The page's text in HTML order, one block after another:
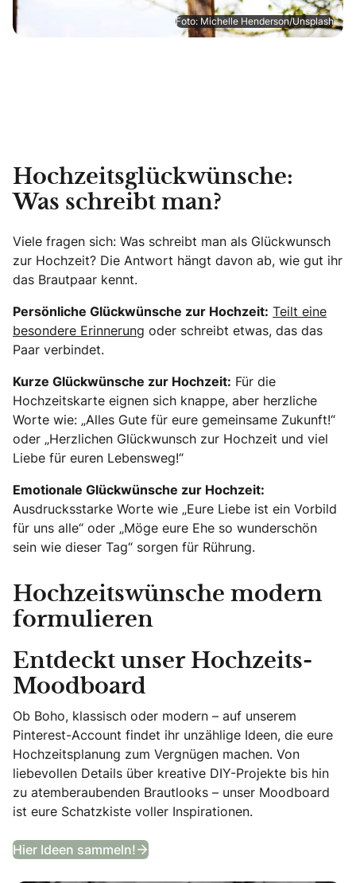
Foto: Michelle Henderson/Unsplash
Hochzeitsglückwünsche:
Was schreibt man?
Viele fragen sich: Was schreibt man als Glückwunsch
zur Hochzeit? Die Antwort hängt davon ab, wie gut ihr
das Brautpaar kennt.
Persönliche Glückwünsche zur Hochzeit: Teilt eine
besondere Erinnerung oder schreibt etwas, das das
Paar verbindet.
Kurze Glückwünsche zur Hochzeit: Für die
Hochzeitskarte eignen sich knappe, aber herzliche
Worte wie: „Alles Gute für eure gemeinsame Zukunft!“
oder „Herzlichen Glückwunsch zur Hochzeit und viel
Liebe für euren Lebensweg!“
Emotionale Glückwünsche zur Hochzeit:
Ausdrucksstarke Worte wie „Eure Liebe ist ein Vorbild
für uns alle“ oder „Möge eure Ehe so wunderschön
sein wie dieser Tag“ sorgen für Rührung.
Hochzeitswünsche modern
formulieren
Entdeckt unser Hochzeits-
Moodboard
Ob Boho, klassisch oder modern – auf unserem
Pinterest-Account findet ihr unzählige Ideen, die eure
Hochzeitsplanung zum Vergnügen machen. Von
liebevollen Details über kreative DIY-Projekte bis hin
zu atemberaubenden Brautlooks – unser Moodboard
ist eure Schatzkiste voller Inspirationen.
Hier Ideen sammeln! Entdeckt unser Hochzeits-